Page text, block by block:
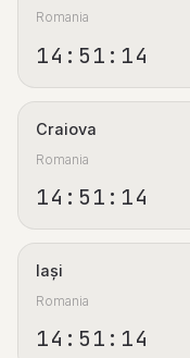
Romania
14:51:15
Craiova
Romania
14:51:15
Iași
Romania
14:51:15